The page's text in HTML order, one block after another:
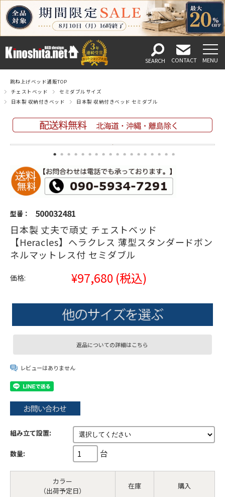
跳ね上げベッド通販TOP
チェストベッド
セミダブルサイズ
日本製 収納付きベッド
日本製 収納付きベッド セミダブル
型番： 500032481
日本製 丈夫で頑丈 チェストベッド
【Heracles】ヘラクレス 薄型スタンダードボン
ネルマットレス付 セミダブル
価格: ¥97,680 (税込)
返品についての詳細はこちら
レビューはありません
組み立て設置:
数量: 台
カラー
（出荷予定日）
在庫 購入